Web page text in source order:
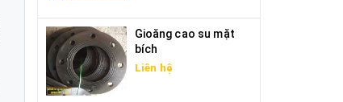
Gioăng cao su mặt
bích
Liên hệ